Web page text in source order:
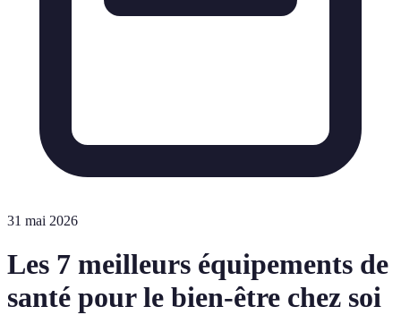
31 mai 2026
Les 7 meilleurs équipements de
santé pour le bien-être chez soi